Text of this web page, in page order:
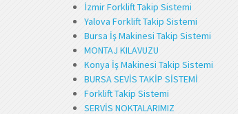
İzmir Forklift Takip Sistemi
Yalova Forklift Takip Sistemi
Bursa İş Makinesi Takip Sistemi
MONTAJ KILAVUZU
Konya İş Makinesi Takip Sistemi
BURSA SEVİS TAKİP SİSTEMİ
Forklift Takip Sistemi
SERVİS NOKTALARIMIZ